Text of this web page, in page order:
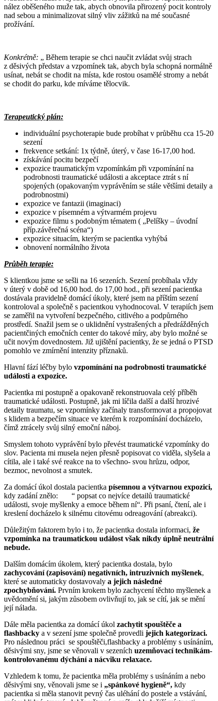
nález oběšeného muže tak, abych obnovila přirozený pocit kontroly
nad sebou a minimalizovat silný vliv zážitků na mé současné
prožívání.
Konkrétně: „ Během terapie se chci naučit zvládat svůj strach
z děsivých představ a vzpomínek tak, abych byla schopná normálně
usínat, nebát se chodit na místa, kde rostou osamělé stromy a nebát
se chodit do parku, kde míváme tělocvik.
Terapeutický plán:
individuální psychoterapie bude probíhat v průběhu cca 15-20
sezení
frekvence setkání: 1x týdně, úterý, v čase 16-17,00 hod.
získávání pocitu bezpečí
expozice traumatickým vzpomínkám při vzpomínání na
podrobnosti traumatické události a akceptace ztrát s ní
spojených (opakovaným vyprávěním se stále většími detaily a
podrobnostmi)
expozice ve fantazii (imaginaci)
expozice v písemném a výtvarmém projevu
expozice filmu s podobným tématem ( „Pelíšky – úvodní
příp.závěrečná scéna“)
expozice situacím, kterým se pacientka vyhýbá
obnovení normálního života
Průběh terapie:
S klientkou jsme se sešli na 16 sezeních. Sezení probíhala vždy
v úterý v době od 16,00 hod. do 17,00 hod., při sezení pacientka
dostávala pravidelně domácí úkoly, které jsem na příštím sezení
kontroloval a společně s pacientkou vyhodnocoval. V terapiích jsem
se zaměřil na vytvoření bezpečného, citlivého a podpůrného
prostředí. Snažil jsem se o uklidnění vystrašených a předrážděných
pacientčiných emočních center do takové míry, aby bylo možné se
učit novým dovednostem. Již ujištění pacientky, že se jedná o PTSD
pomohlo ve zmírnění intenzity příznaků.
Hlavní fází léčby bylo vzpomínání na podrobnosti traumatické
události a expozice.
Pacientka mi postupně a opakovaně rekonstruovala celý příběh
traumatické události. Postupně, jak mi líčila další a další hrozivé
detaily traumatu, se vzpomínky začínaly transformovat a propojovat
s klidem a bezpečím situace ve kterém k rozpomínání docházelo,
čímž ztrácely svůj silný emoční náboj.
Smyslem tohoto vyprávění bylo převést traumatické vzpomínky do
slov. Pacienta mi musela nejen přesně popisovat co viděla, slyšela a
cítila, ale i také své reakce na to všechno- svou hrůzu, odpor,
bezmoc, nevolnost a smutek.
Za domácí úkol dostala pacientka písemnou a výtvarnou expozici,
kdy zadání znělo: “ popsat co nejvíce detailů traumatické
události, svoje myšlenky a emoce během ní“. Při psaní, čtení, ale i
kreslení docházelo k silnému citovému odreagování (abreakci).
Důležitým faktorem bylo i to, že pacientka dostala informaci, že
vzpomínka na traumatickou událost však nikdy úplně neutrální
nebude.
Dalším domácím úkolem, který pacientka dostala, bylo
zachycování (zapisování) negativních, intruzivních myšlenek,
které se automaticky dostavovaly a jejich následné
zpochybňování. Prvním krokem bylo zachycení těchto myšlenek a
uvědomění si, jakým zůsobem ovlivňují to, jak se cítí, jak se mění
její nálada.
Dále měla pacientka za domácí úkol zachytit spouštěče a
flashbacky a v sezení jsme společně provedli jejich kategorizaci.
Pro následnou práci se spouštěči,flashbacky a problémy s usínáním,
děsivými sny, jsme se věnovali v sezeních uzemňovací technikám-
kontrolovanému dýchání a nácviku relaxace.
Vzhledem k tomu, že pacientka měla problémy s usínáním a nebo
děsivými sny, věnovali jsme se i „spánkové hygieně“, kdy
pacientka si měla stanovit pevný čas uléhání do postele a vstávání,